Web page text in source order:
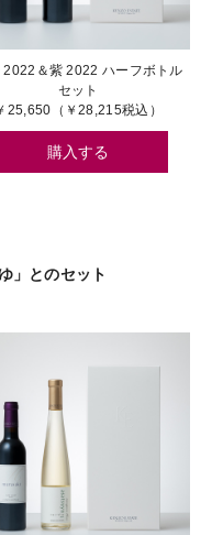
2022＆紫 2022 ハーフボトル
セット
25,650（￥28,215税込）
購入する
」とのセット